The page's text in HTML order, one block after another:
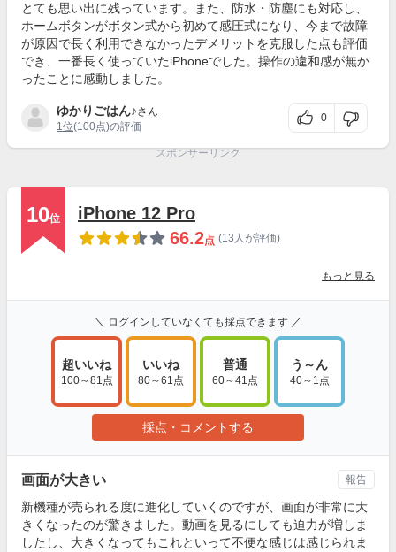
とても思い出に残っています。また、防水・防塵にも対応し、
ホームボタンがボタン式から初めて感圧式になり、今まで故障
が原因で長く利用できなかったデメリットを克服した点も評価
でき、一番長く使っていたiPhoneでした。操作の違和感が無か
ったことに感動しました。
ゆかりごはん♪さん
1位(100点)の評価
0
スポンサーリンク
10位
iPhone 12 Pro
66.2点 (13人が評価)
もっと見る
＼ ログインしていなくても採点できます ／
超いいね
100～81点
いいね
80～61点
普通
60～41点
う～ん
40～1点
採点・コメントする
画面が大きい
新機種が売られる度に進化していくのですが、画面が非常に大
きくなったのが驚きました。動画を見るにしても迫力が増しま
したし、大きくなってもこれといって不便な感じは感じられま
報告